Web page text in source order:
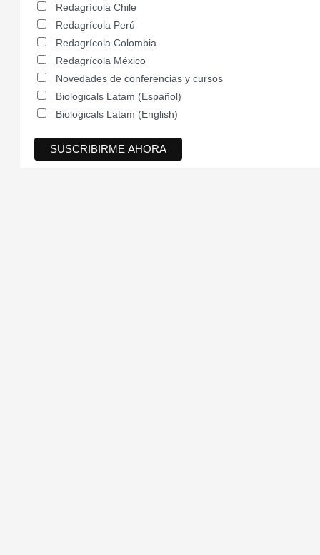
Redagrícola Chile
Redagrícola Perú
Redagrícola Colombia
Redagrícola México
Novedades de conferencias y cursos
Biologicals Latam (Español)
Biologicals Latam (English)